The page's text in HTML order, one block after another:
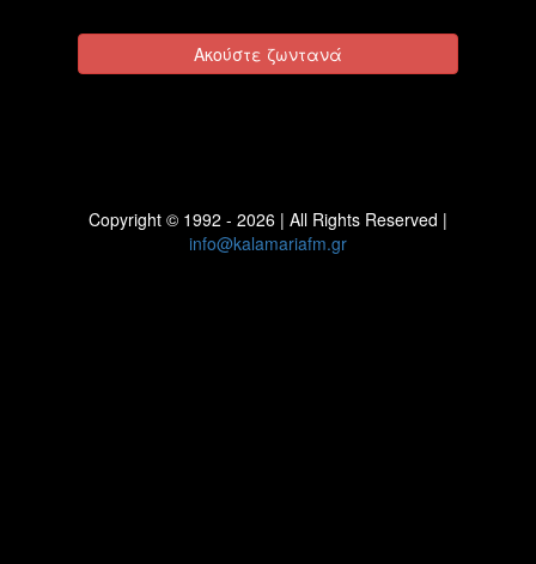
Ακούστε ζωντανά
Copyright © 1992 - 2026 | All Rights Reserved |
info@kalamariafm.gr